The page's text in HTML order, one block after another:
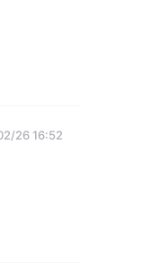
26 16:52